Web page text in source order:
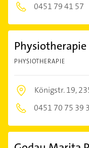
0451 79 41 57
PHYSIOTHERAPIE
Königstr. 19,
0451 70 75 39